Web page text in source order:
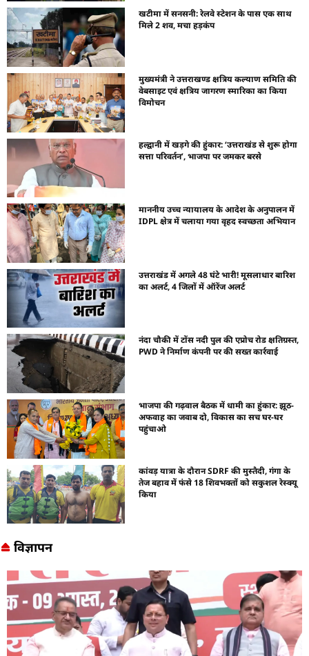
खटीमा में सनसनी: रेलवे स्टेशन के पास एक साथ
मिले 2 शव, मचा हड़कंप
मुख्यमंत्री ने उत्तराखण्ड क्षत्रिय कल्याण समिति की
वेबसाइट एवं क्षत्रिय जागरण स्मारिका का किया
विमोचन
हल्द्वानी में खड़गे की हुंकार: ‘उत्तराखंड से शुरू होगा
सत्ता परिवर्तन’, भाजपा पर जमकर बरसे
माननीय उच्च न्यायालय के आदेश के अनुपालन में
IDPL क्षेत्र में चलाया गया वृहद स्वच्छता अभियान
उत्तराखंड में अगले 48 घंटे भारी! मूसलाधार बारिश
का अलर्ट, 4 जिलों में ऑरेंज अलर्ट
नंदा चौकी में टोंस नदी पुल की एप्रोच रोड क्षतिग्रस्त,
PWD ने निर्माण कंपनी पर की सख्त कार्रवाई
भाजपा की गढ़वाल बैठक में धामी का हुंकार: झूठ-
अफवाह का जवाब दो, विकास का सच घर-घर
पहुंचाओ
कांवड़ यात्रा के दौरान SDRF की मुस्तैदी, गंगा के
तेज बहाव में फंसे 18 शिवभक्तों को सकुशल रेस्क्यू
किया
विज्ञापन